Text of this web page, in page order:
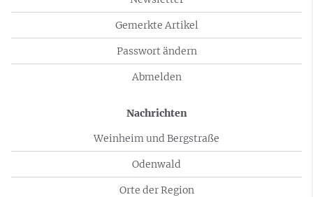
Gemerkte Artikel
Passwort ändern
Abmelden
Nachrichten
Weinheim und Bergstraße
Odenwald
Orte der Region